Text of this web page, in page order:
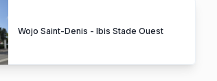
Wojo Saint-Denis - Ibis Stade Ouest